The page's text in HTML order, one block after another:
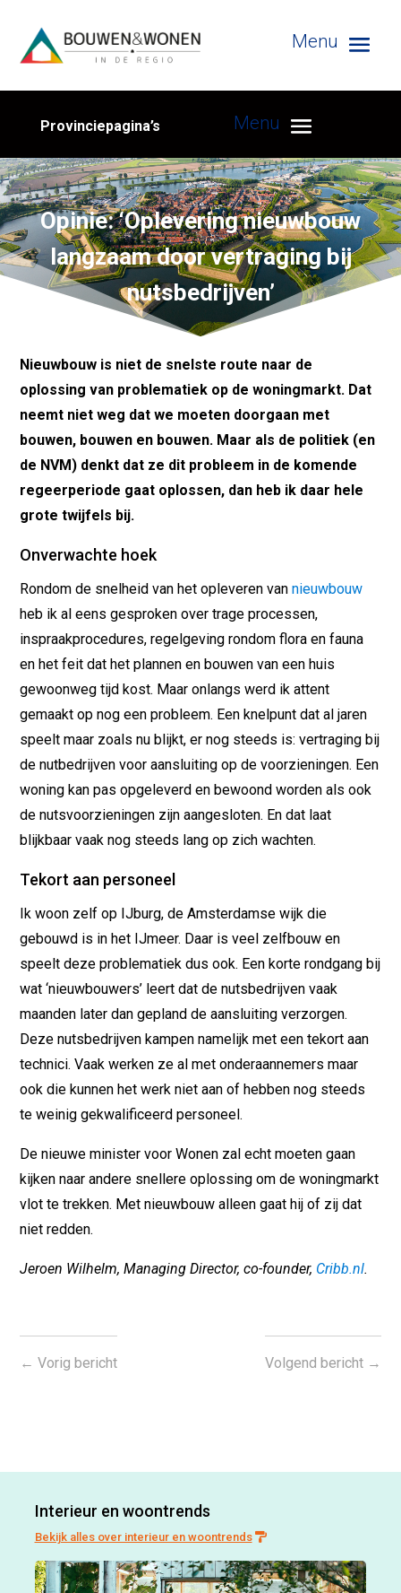
Provinciepagina’s
Opinie: ‘Oplevering nieuwbouw
langzaam door vertraging bij
nutsbedrijven’
Nieuwbouw is niet de snelste route naar de
oplossing van problematiek op de woningmarkt. Dat
neemt niet weg dat we moeten doorgaan met
bouwen, bouwen en bouwen. Maar als de politiek (en
de NVM) denkt dat ze dit probleem in de komende
regeerperiode gaat oplossen, dan heb ik daar hele
grote twijfels bij.
Onverwachte hoek
Rondom de snelheid van het opleveren vannieuwbouw
heb ik al eens gesproken over trage processen,
inspraakprocedures, regelgeving rondom flora en fauna
en het feit dat het plannen en bouwen van een huis
gewoonweg tijd kost. Maar onlangs werd ik attent
gemaakt op nog een probleem. Een knelpunt dat al jaren
speelt maar zoals nu blijkt, er nog steeds is: vertraging bij
de nutbedrijven voor aansluiting op de voorzieningen. Een
woning kan pas opgeleverd en bewoond worden als ook
de nutsvoorzieningen zijn aangesloten. En dat laat
blijkbaar vaak nog steeds lang op zich wachten.
Tekort aan personeel
Ik woon zelf op IJburg, de Amsterdamse wijk die
gebouwd is in het IJmeer. Daar is veel zelfbouw en
speelt deze problematiek dus ook. Een korte rondgang bij
wat ‘nieuwbouwers’ leert dat de nutsbedrijven vaak
maanden later dan gepland de aansluiting verzorgen.
Deze nutsbedrijven kampen namelijk met een tekort aan
technici. Vaak werken ze al met onderaannemers maar
ook die kunnen het werk niet aan of hebben nog steeds
te weinig gekwalificeerd personeel.
De nieuwe minister voor Wonen zal echt moeten gaan
kijken naar andere snellere oplossing om de woningmarkt
vlot te trekken. Met nieuwbouw alleen gaat hij of zij dat
niet redden.
Jeroen Wilhelm, Managing Director, co-founder, Cribb.nl.
←Vorig bericht Volgend bericht→
Interieur en woontrends
Bekijk alles over interieur en woontrends